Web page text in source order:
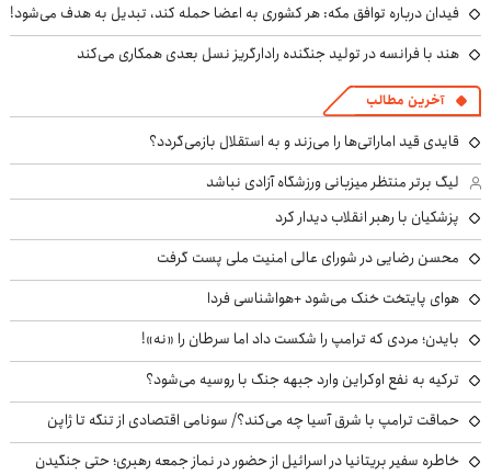
فیدان درباره توافق مکه: هر کشوری به اعضا حمله کند، تبدیل به هدف می‌شود!
هند با فرانسه در تولید جنگنده رادارگریز نسل بعدی همکاری می‌کند
آخرین مطالب
قایدی قید اماراتی‌ها را می‌زند و به استقلال بازمی‌گردد؟
لیگ برتر منتظر میزبانی ورزشگاه آزادی نباشد
پزشکیان با رهبر انقلاب دیدار کرد
محسن رضایی در شورای عالی امنیت ملی پست گرفت
هوای پایتخت خنک می‌شود +هواشناسی فردا
بایدن؛ مردی که ترامپ را شکست داد اما سرطان را «نه»!
ترکیه به نفع اوکراین وارد جبهه جنگ با روسیه می‌شود؟
حماقت ترامپ با شرق آسیا چه می‌کند؟/ سونامی اقتصادی از تنگه تا ژاپن
خاطره سفیر بریتانیا در اسرائیل از حضور در نماز جمعه رهبری؛ حتی جنگیدن